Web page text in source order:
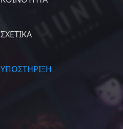
ΣΧΕΤΙΚΆ
ΥΠΟΣΤΗΡΙΞΗ